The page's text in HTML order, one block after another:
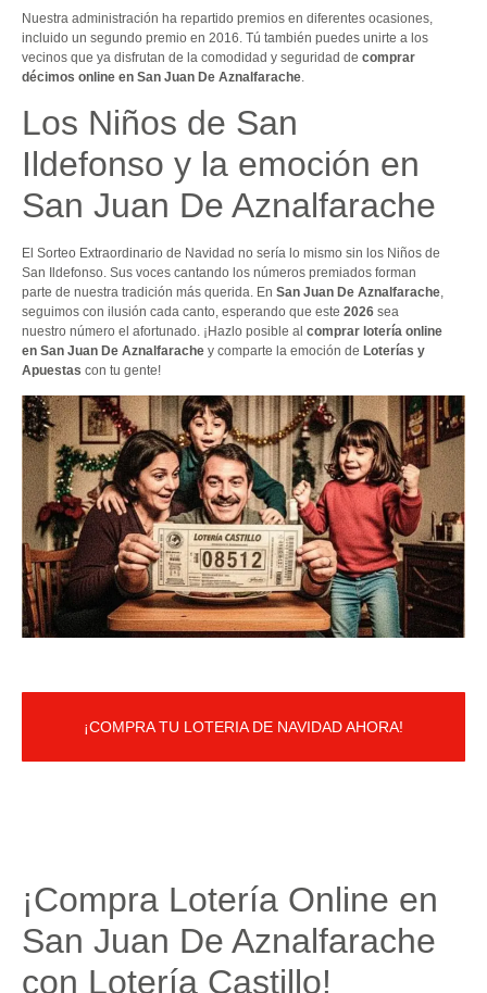
Nuestra administración ha repartido premios en diferentes ocasiones,
incluido un segundo premio en 2016. Tú también puedes unirte a los
vecinos que ya disfrutan de la comodidad y seguridad de comprar
décimos online en San Juan De Aznalfarache
Los Niños de San
Ildefonso y la emoción en
San Juan De Aznalfarache
El Sorteo Extraordinario de Navidad no sería lo mismo sin los Niños de
San Ildefonso. Sus voces cantando los números premiados forman
parte de nuestra tradición más querida. En San Juan De Aznalfarache,
seguimos con ilusión cada canto, esperando que este 2026 sea
nuestro número el afortunado. ¡Hazlo posible al comprar lotería online
en San Juan De Aznalfarache y comparte la emoción de Loterías y
Apuestas con tu gente!
¡COMPRA TU LOTERIA DE NAVIDAD AHORA!
¡Compra Lotería Online en
San Juan De Aznalfarache
con Lotería Castillo!